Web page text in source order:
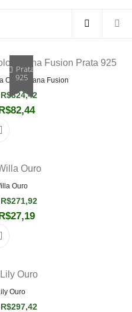
Prata
925
Colombiana Fusion
O preço original era: R$969,90.
R$824,42
82,44
Ouro
O preço original era: R$319,90.
R$271,92
27,19
Ouro
O preço original era: R$349,90.
R$297,42